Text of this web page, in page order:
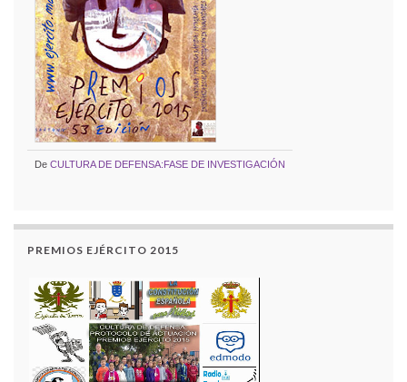
De CULTURA DE DEFENSA:FASE DE INVESTIGACIÓN
PREMIOS EJÉRCITO 2015